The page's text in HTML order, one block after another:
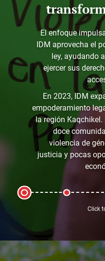
El enfoque
IDM aprovecha el
ley, ayudando
ejercer sus
En 2023, IDM
empoderamiento
la región
doce
violencia de
justicia y pocas
Click